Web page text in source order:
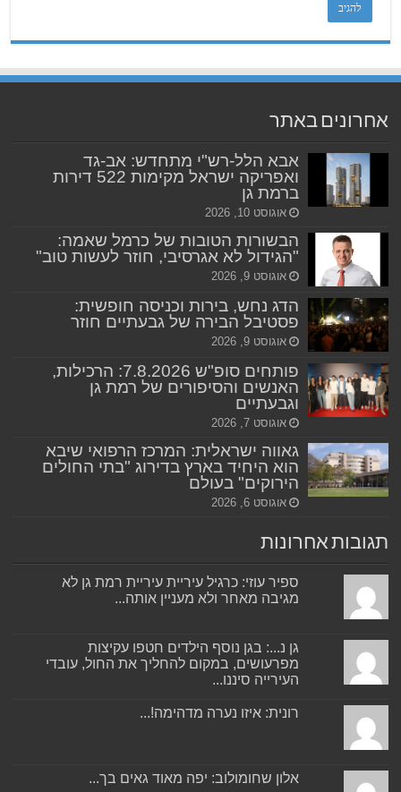
אחרונים באתר
אבא הלל-רש"י מתחדש: אב-גד
ואפריקה ישראל מקימות 522 דירות
ברמת גן
אוגוסט 10, 2026
הבשורות הטובות של כרמל שאמה:
"הגידול לא אגרסיבי, חוזר לעשות טוב"
אוגוסט 9, 2026
הדג נחש, בירות וכניסה חופשית:
פסטיבל הבירה של גבעתיים חוזר
אוגוסט 9, 2026
פותחים סופ"ש 7.8.2026: הרכילות,
האנשים והסיפורים של רמת גן
וגבעתיים
אוגוסט 7, 2026
גאווה ישראלית: המרכז הרפואי שיבא
הוא היחיד בארץ בדירוג "בתי החולים
הירוקים" בעולם
אוגוסט 6, 2026
תגובות אחרונות
ספיר עוזי: כרגיל עיריית עיריית רמת גן לא
מגיבה מאחר ולא מעניין אותה...
גן נ...: בגן נוסף הילדים חטפו עקיצות
מפרעושים, במקום להחליך את החול, עובדי
העירייה סיננו...
רונית: איזו נערה מדהימה!...
אלון שחומולוב: יפה מאוד גאים בך...